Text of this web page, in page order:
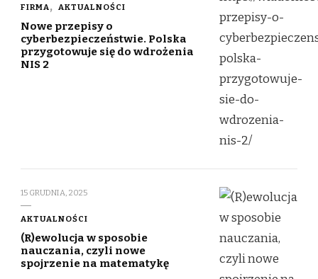
FIRMA AKTUALNOŚCI
Nowe przepisy o
cyberbezpieczeństwie. Polska
przygotowuje się do wdrożenia
NIS 2
15 GRUDNIA, 2025
AKTUALNOŚCI
(R)ewolucja w sposobie
nauczania, czyli nowe
spojrzenie na matematykę